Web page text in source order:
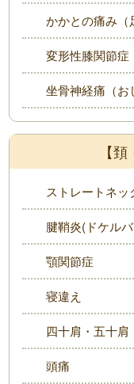
かかとの痛み（
変形性膝関節症
坐骨神経痛（お
【
ストレートネッ
腱鞘炎(ドケル
顎関節症
寝違え
四十肩・五十肩
頭痛